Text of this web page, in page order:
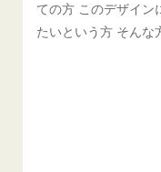
ての方 このデザイン
たいという方 そん